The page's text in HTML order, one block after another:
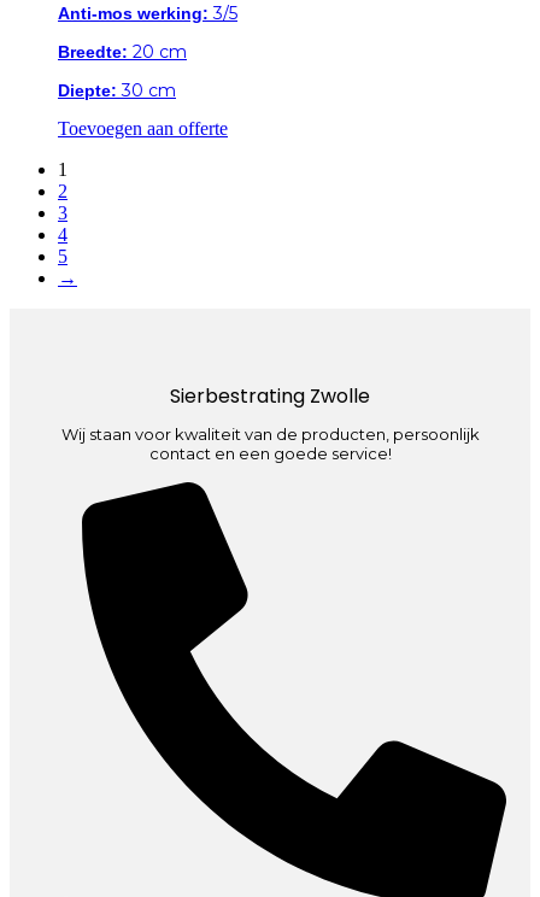
Anti-mos werking: 3/5
Breedte: 20 cm
Diepte: 30 cm
Toevoegen aan offerte
1
2
3
4
5
→
Sierbestrating Zwolle
Wij staan voor kwaliteit van de producten, persoonlijk
contact en een goede service!